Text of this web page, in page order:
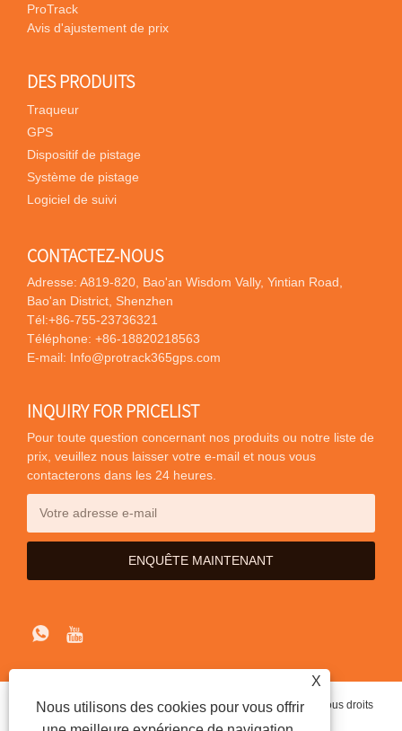
ProTrack
Avis d'ajustement de prix
DES PRODUITS
Traqueur
GPS
Dispositif de pistage
Système de pistage
Logiciel de suivi
CONTACTEZ-NOUS
Adresse: A819-820, Bao'an Wisdom Vally, Yintian Road,
Bao'an District, Shenzhen
Tél:+86-755-23736321
Téléphone: +86-18820218563
E-mail: Info@protrack365gps.com
INQUIRY FOR PRICELIST
Pour toute question concernant nos produits ou notre liste de
prix, veuillez nous laisser votre e-mail et nous vous
contacterons dans les 24 heures.
Copyright © 2020 Shenzhen iTrybrand Technology Co., Ltd Tous droits
réservés.
X
Nous utilisons des cookies pour vous offrir